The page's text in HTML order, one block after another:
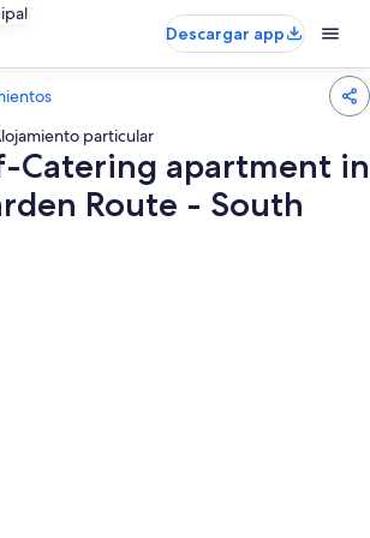
Descargar app
particular
Catering apartment in
Route - South